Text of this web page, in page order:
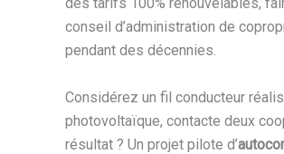
conseil d’administration de
pendant des décennies.
Considérez un fil conducteur
photovoltaïque, contacte deux
résultat ? Un projet pilote d’